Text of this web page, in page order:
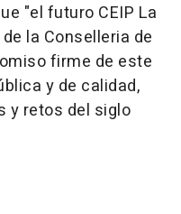
"el futuro CEIP La
la Conselleria de
firme de este
y de calidad,
y retos del siglo